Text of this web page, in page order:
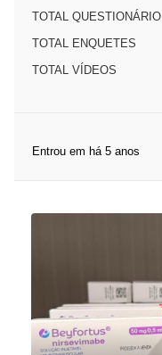
TOTAL QUESTIONÁRIO
TOTAL ENQUETES
TOTAL VÍDEOS
Entrou em há 5 anos